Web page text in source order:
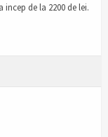
de la 2200 de lei.